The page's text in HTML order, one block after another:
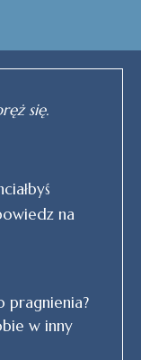
się.
na
pragnienia?
w inny